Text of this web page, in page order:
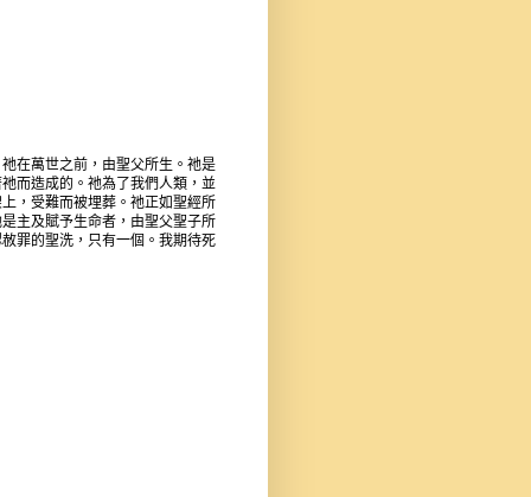
在萬世之前，由聖父所生。祂是
而造成的。祂為了我們人類，並
，受難而被埋葬。祂正如聖經所
主及賦予生命者，由聖父聖子所
罪的聖洗，只有一個。我期待死